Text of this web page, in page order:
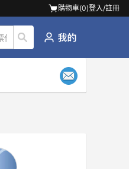
購物車(0)登入/註冊